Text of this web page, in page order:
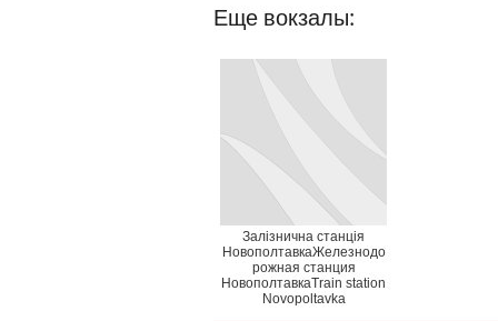
Еще вокзалы:
Залізнична станція
НовополтавкаЖелезнодо
рожная станция
НовополтавкаTrain station
Novopoltavka